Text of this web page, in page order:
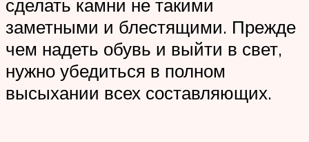
сделать камни не такими
заметными и блестящими. Прежде
чем надеть обувь и выйти в свет,
нужно убедиться в полном
высыхании всех составляющих.